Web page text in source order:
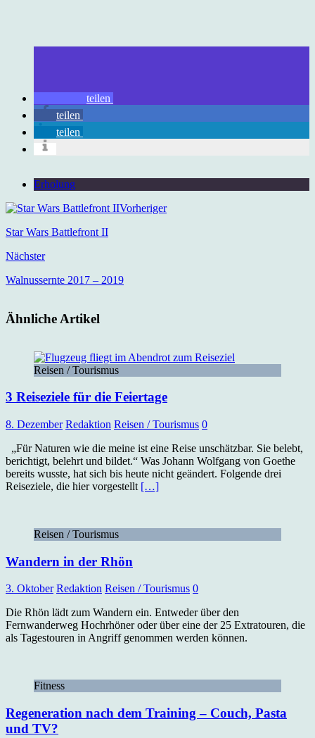
teilen
teilen
teilen
Erholung
Vorheriger
Star Wars Battlefront II
Nächster
Walnussernte 2017 – 2019
Ähnliche Artikel
Reisen / Tourismus
3 Reiseziele für die Feiertage
8. Dezember Redaktion Reisen / Tourismus 0
„Für Naturen wie die meine ist eine Reise unschätzbar. Sie belebt,
berichtigt, belehrt und bildet.“ Was Johann Wolfgang von Goethe
bereits wusste, hat sich bis heute nicht geändert. Folgende drei
Reiseziele, die hier vorgestellt […]
Reisen / Tourismus
Wandern in der Rhön
3. Oktober Redaktion Reisen / Tourismus 0
Die Rhön lädt zum Wandern ein. Entweder über den
Fernwanderweg Hochrhöner oder über eine der 25 Extratouren, die
als Tagestouren in Angriff genommen werden können.
Fitness
Regeneration nach dem Training – Couch, Pasta
und TV?